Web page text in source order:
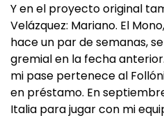
Y en el proyecto original
Velázquez: Mariano. El
hace un par de semanas,
gremial en la fecha
mi pase pertenece al
en préstamo. En
Italia para jugar con mi